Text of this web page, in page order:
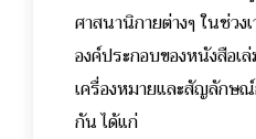
ศาสนานิกายต่างๆ ในช่วง
องค์ประกอบของหนังสือ
เครื่องหมายและสัญลักษ
กัน ได้แก่